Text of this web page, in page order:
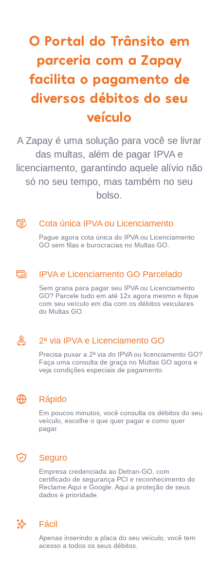
O Portal do Trânsito em
parceria com a Zapay
facilita o pagamento de
diversos débitos do seu
veículo
A Zapay é uma solução para você se livrar
das multas, além de pagar IPVA e
licenciamento, garantindo aquele alívio não
só no seu tempo, mas também no seu
bolso.
Cota única IPVA ou Licenciamento
Pague agora cota única do IPVA ou Licenciamento
GO sem filas e burocracias no Multas GO.
IPVA e Licenciamento GO Parcelado
Sem grana para pagar seu IPVA ou Licenciamento
GO? Parcele tudo em até 12x agora mesmo e fique
com seu veículo em dia com os débitos veiculares
do Multas GO.
2ª via IPVA e Licenciamento GO
Precisa puxar a 2ª via do IPVA ou licenciamento GO?
Faça uma consulta de graça no Multas GO agora e
veja condições especiais de pagamento.
Rápido
Em poucos minutos, você consulta os débitos do seu
veículo, escolhe o que quer pagar e como quer
pagar.
Seguro
Empresa credenciada ao Detran-GO, com
certificado de segurança PCI e reconhecimento do
Reclame Aqui e Google. Aqui a proteção de seus
dados é prioridade.
Fácil
Apenas inserindo a placa do seu veículo, você tem
acesso a todos os seus débitos.